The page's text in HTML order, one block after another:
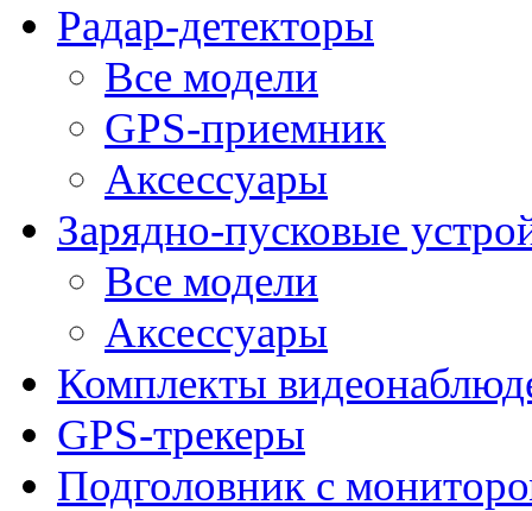
Радар-детекторы
Все модели
GPS-приемник
Аксессуары
Зарядно-пусковые
Все модели
Аксессуары
Комплекты
GPS-трекеры
Подголовник с